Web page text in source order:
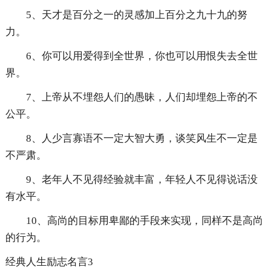
5、天才是百分之一的灵感加上百分之九十九的努
力。
6、你可以用爱得到全世界，你也可以用恨失去全世
界。
7、上帝从不埋怨人们的愚昧，人们却埋怨上帝的不
公平。
8、人少言寡语不一定大智大勇，谈笑风生不一定是
不严肃。
9、老年人不见得经验就丰富，年轻人不见得说话没
有水平。
10、高尚的目标用卑鄙的手段来实现，同样不是高尚
的行为。
经典人生励志名言3